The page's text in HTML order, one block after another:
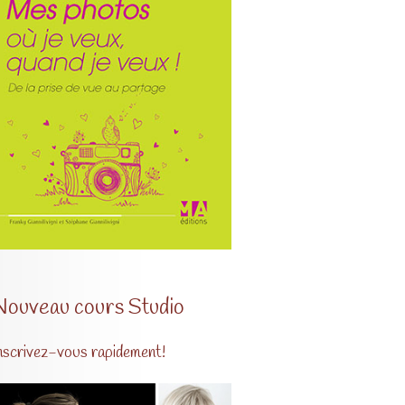
cours Studio
vous rapidement!